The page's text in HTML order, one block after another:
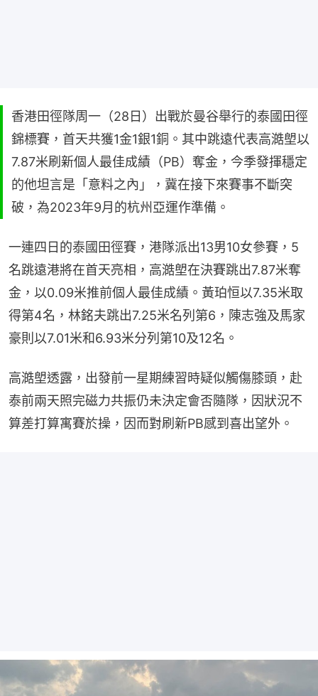
香港田徑隊周一（28日）出戰於曼谷舉行的泰國田徑
錦標賽，首天共獲1金1銀1銅。其中跳遠代表高澔塱以
7.87米刷新個人最佳成績（PB）奪金，今季發揮穩定
的他坦言是「意料之內」，冀在接下來賽事不斷突
破，為2023年9月的杭州亞運作準備。
一連四日的泰國田徑賽，港隊派出13男10女參賽，5
名跳遠港將在首天亮相，高澔塱在決賽跳出7.87米奪
金，以0.09米推前個人最佳成績。黃珀恒以7.35米取
得第4名，林銘夫跳出7.25米名列第6，陳志強及馬家
豪則以7.01米和6.93米分列第10及12名。
高澔塱透露，出發前一星期練習時疑似觸傷膝頭，赴
泰前兩天照完磁力共振仍未決定會否隨隊，因狀況不
算差打算寓賽於操，因而對刷新PB感到喜出望外。